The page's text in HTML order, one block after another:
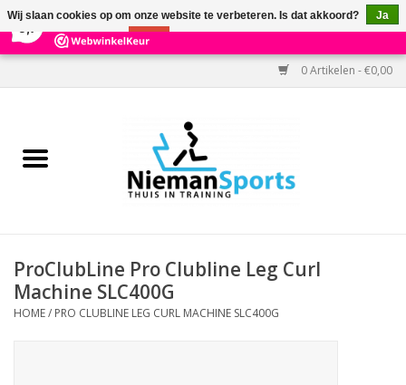
303 Reviews ×
0 Artikelen - €0,00
Home
Kracht
ProClubLine Pro Clubline Leg Curl
Machine SLC400G
HOME/ PRO CLUBLINE LEG CURL MACHINE SLC400G
Wij slaan cookies op om onze website te verbeteren. Is dat akkoord?
Ja
Nee